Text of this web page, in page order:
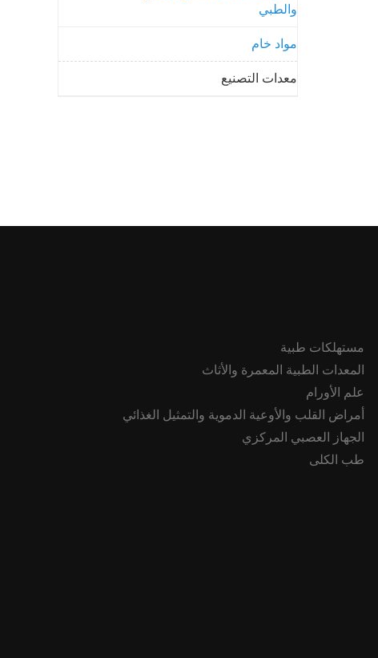
والطبي
مواد خام
معدات التصنيع
مستهلكات طبية
المعدات الطبية المعمرة والأثاث
علم الأورام
أمراض القلب والأوعية الدموية والتمثيل الغذائي
الجهاز العصبي المركزي
طب الكلى